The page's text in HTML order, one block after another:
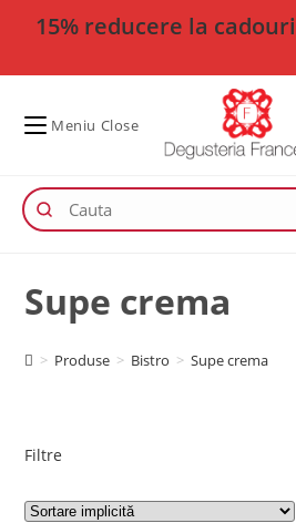
15% reducere la cadouri
Meniu Close
Supe crema
> Produse > Bistro > Supe crema
Filtre